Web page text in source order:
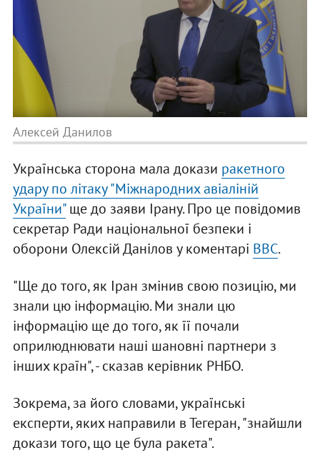
Алексей Данилов
Українська сторона мала докази ракетного
удару по літаку "Міжнародних авіаліній
України"ще до заяви Ірану. Про це повідомив
секретар Ради національної безпеки і
оборони Олексій Данілов у коментарі ВВС.
"Ще до того, як Іран змінив свою позицію, ми
знали цю інформацію. Ми знали цю
інформацію ще до того, як її почали
оприлюднювати наші шановні партнери з
інших країн", - сказав керівник РНБО.
Зокрема, за його словами, українські
експерти, яких направили в Тегеран, "знайшли
докази того, що це була ракета".